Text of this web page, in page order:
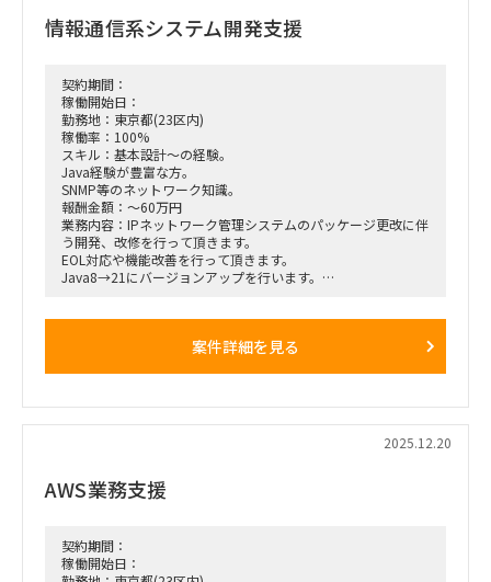
情報通信系システム開発支援
契約期間：
稼働開始日：
勤務地：東京都(23区内)
稼働率：100%
スキル：基本設計～の経験。
Java経験が豊富な方。
SNMP等のネットワーク知識。
報酬金額：～60万円
業務内容：IPネットワーク管理システムのパッケージ更改に伴
う開発、改修を行って頂きます。
EOL対応や機能改善を行って頂きます。
Java8→21にバージョンアップを行います。
・仕事に対し責任感があり主体的に進められる方
案件詳細を見る
2025.12.20
AWS業務支援
契約期間：
稼働開始日：